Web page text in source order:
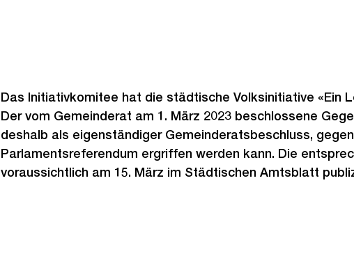
Das Initiativkomitee hat die städtische Volksinitiative «Ein
Der vom Gemeinderat am 1. März 2023 beschlossene
deshalb als eigenständiger Gemeinderatsbeschluss,
Parlamentsreferendum ergriffen werden kann. Die
voraussichtlich am 15. März im Städtischen Amtsblatt